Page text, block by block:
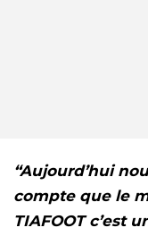
“Aujourd’hui
compte que le
TIAFOOT c’est